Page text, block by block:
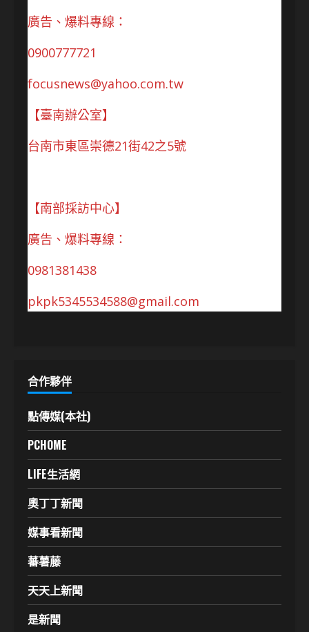
廣告、爆料專線：
0900777721
focusnews@yahoo.com.tw
【臺南辦公室】
台南市東區崇德21街42之5號
【南部採訪中心】
廣告、爆料專線：
0981381438
pkpk5345534588@gmail.com
合作夥伴
點傳媒(本社)
PCHOME
LIFE生活網
奧丁丁新聞
媒事看新聞
蕃薯藤
天天上新聞
是新聞